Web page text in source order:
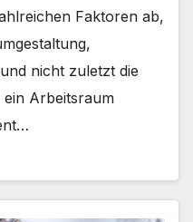
Faktoren ab,
nicht zuletzt die
ein Arbeitsraum